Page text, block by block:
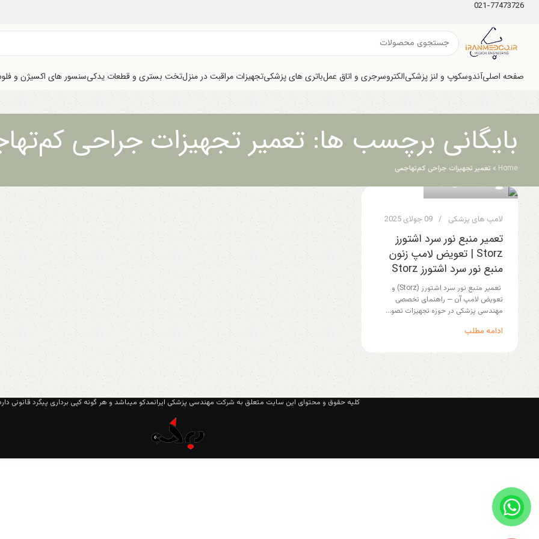
021-77473726
صفحه اصلیآندوسکوپ و لنز پزشکیالکتروسرجری و اتاق عملباتری های پزشکیتجهیزات مراقبت در منزلتخت بستری و قطعات یدکیسنسور های اکسیژن و
بایگانی برچسب ها: تعمیر تجهیزات جراحی
Home
» تعمیر تجهیزات جراحی کم‌تهاجمی
لامپ های پزشکی 09 جولای 2025
تعمیر منبع نور سرد اشتورز
Storz | تعویض لامپ زنون
منبع نور سرد اشتورز Storz
تعمیر منبع نور سرد اشتورز (Storz) و
تعویض لامپ آن — راهنمای تخصصی
مهندسی پزشکی در حوزه تجهیزات تصو...
ادامه مطلب
کلیه حقوق و محتوای این سایت متعلق به شرکت مهندسی پزشکی ایرانمدکو میباشد و هر گونه کپی برداری پیگرد قانونی